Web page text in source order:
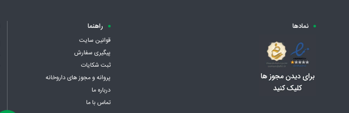
نمادها راهنما
قوانین سایت
پیگیری سفارش
ثبت شکایات
پروانه و مجوز های داروخانه
درباره ما
تماس با ما